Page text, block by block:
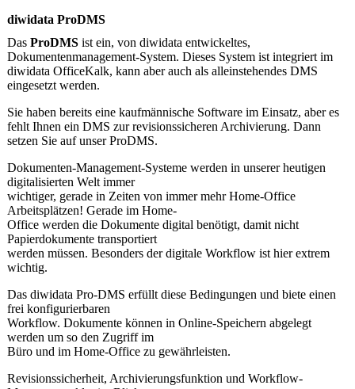
diwidata ProDMS
Das ProDMSist ein, von diwidata entwickeltes,
Dokumentenmanagement-System. Dieses System ist integriert im
diwidata OfficeKalk, kann aber auch als alleinstehendes DMS
eingesetzt werden.
Sie haben bereits eine kaufmännische Software im Einsatz, aber es
fehlt Ihnen ein DMS zur revisionssicheren Archivierung. Dann
setzen Sie auf unser ProDMS.
Dokumenten-Management-Systeme werden in unserer heutigen
digitalisierten Welt immer
wichtiger, gerade in Zeiten von immer mehr Home-Office
Arbeitsplätzen! Gerade im Home-
Office werden die Dokumente digital benötigt, damit nicht
Papierdokumente transportiert
werden müssen. Besonders der digitale Workflow ist hier extrem
wichtig.
Das diwidata Pro-DMS erfüllt diese Bedingungen und biete einen
frei konfigurierbaren
Workflow. Dokumente können in Online-Speichern abgelegt
werden um so den Zugriff im
Büro und im Home-Office zu gewährleisten.
Revisionssicherheit, Archivierungsfunktion und Workflow-